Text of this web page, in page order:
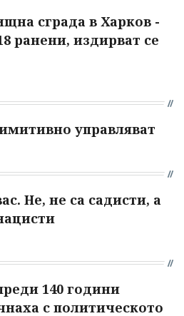
сграда в Харков -
ранени, издирват се
управляват
Не, не са садисти, а
140 години
с политическото